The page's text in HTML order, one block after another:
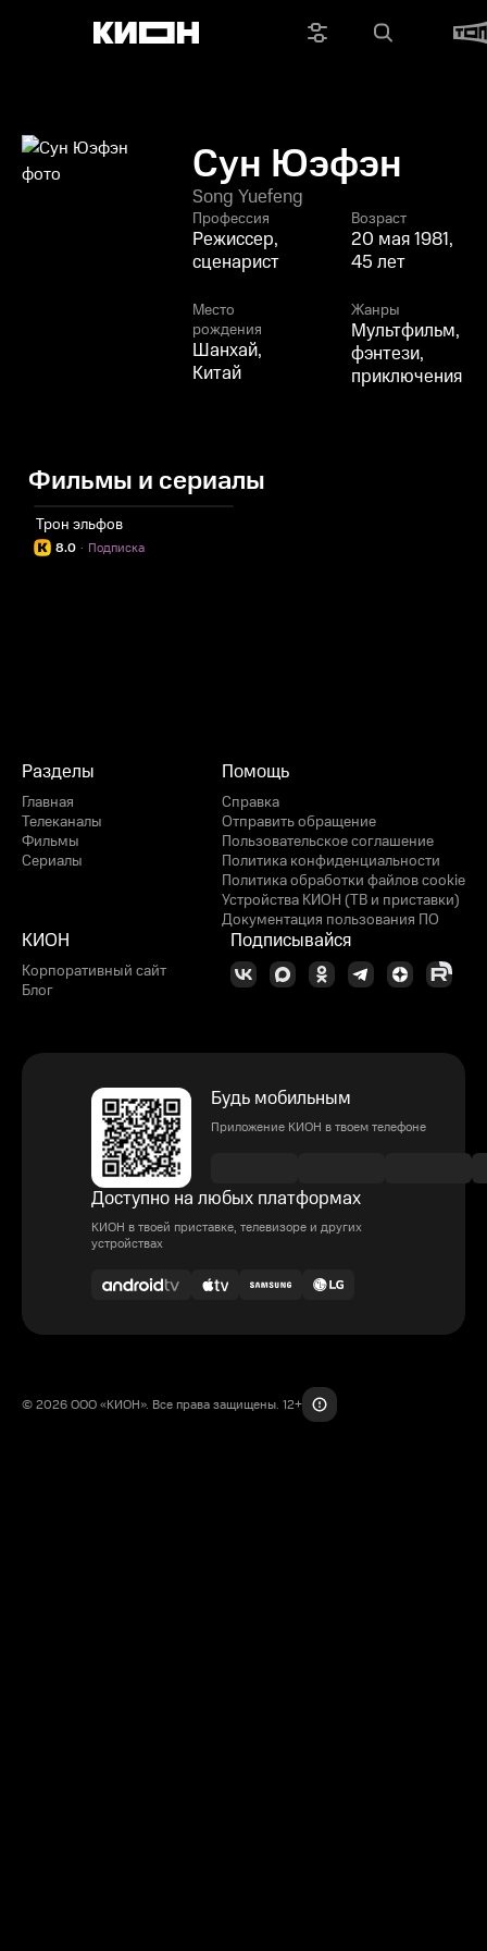
Сун Юэфэн
Song Yuefeng
Профессия
Режиссер,
сценарист
Возраст
20 мая 1981,
45 лет
Место
рождения
Шанхай,
Китай
Жанры
Мультфильм,
фэнтези,
приключения
Фильмы и сериалы
Трон эльфов
8.0 Подписка
·
Разделы
Главная
Телеканалы
Фильмы
Сериалы
Помощь
Справка
Отправить обращение
Пользовательское соглашение
Политика конфиденциальности
Политика обработки файлов cookie
Устройства КИОН (ТВ и приставки)
Документация пользования ПО
КИОН
Корпоративный сайт
Блог
Подписывайся
Будь мобильным
Приложение КИОН в твоем телефоне
Доступно на любых платформах
КИОН в твоей приставке, телевизоре и других
устройствах
© 2026 ООО «КИОН». Все права защищены. 12+